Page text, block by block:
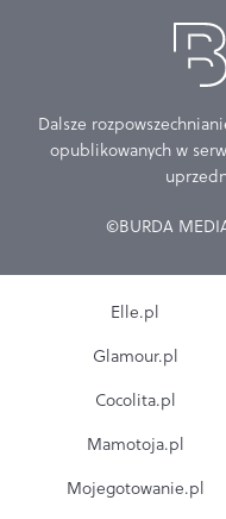
Dalsze
opublikowanych w
©BURDA
Elle.pl
Glamour.pl
Cocolita.pl
Mamotoja.pl
Mojegotowanie.pl